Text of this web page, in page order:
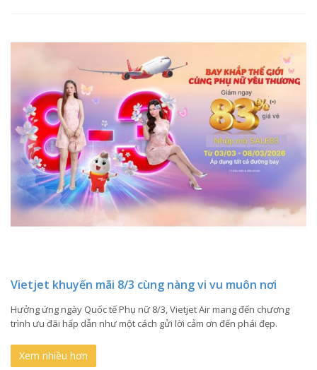
Vietjet khuyến mãi 8/3 cùng nàng vi vu muôn nơi
Hưởng ứng ngày Quốc tế Phụ nữ 8/3, Vietjet Air mang đến chương
trình ưu đãi hấp dẫn như một cách gửi lời cảm ơn đến phái đẹp.
Xem nhiều hơn